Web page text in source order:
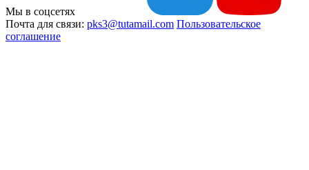
Мы в соцсетях
Почта для связи: pks3@tutamail.com Пользовательское
соглашение